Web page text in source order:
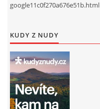
google11c0f270a676e51b.html
KUDY Z NUDY